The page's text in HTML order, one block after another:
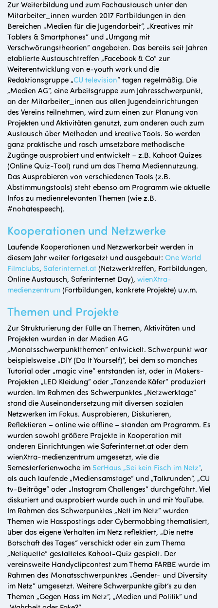
Zur Weiterbildung und zum Fachaustausch unter den
Mitarbeiter_innen wurden 2017 Fortbildungen in den
Bereichen „Medien für die Jugendarbeit“, „Kreatives mit
Tablets & Smartphones“ und „Umgang mit
Verschwörungstheorien“ angeboten. Das bereits seit Jahren
etablierte Austauschtreffen „Facebook & Co“ zur
Weiterentwicklung von e-youth work und die
Redaktionsgruppe „CU television“ tagen regelmäßig. Die
„Medien AG“, eine Arbeitsgruppe zum Jahresschwerpunkt,
an der Mitarbeiter_innen aus allen Jugendeinrichtungen
des Vereins teilnehmen, wird zum einen zur Planung von
Projekten und Aktivitäten genutzt, zum anderen auch zum
Austausch über Methoden und kreative Tools. So werden
ganz praktische und rasch umsetzbare methodische
Zugänge ausprobiert und entwickelt – z.B. Kahoot Quizes
(Online Quiz-Tool) rund um das Thema Mediennutzung.
Das Ausprobieren von verschiedenen Tools (z.B.
Abstimmungstools) steht ebenso am Programm wie aktuelle
Infos zu medienrelevanten Themen (wie z.B.
#nohatespeech).
Kooperationen und Netzwerke
Laufende Kooperationen und Netzwerkarbeit werden in
diesem Jahr weiter fortgesetzt und ausgebaut: One World
Filmclubs, Saferinternet.at(Netzwerktreffen, Fortbildungen,
Online Austausch, Saferinternet Day), wienXtra-
medienzentrum(Fortbildungen, konkrete Projekte) u.v.m.
Themen und Projekte
Zur Strukturierung der Fülle an Themen, Aktivitäten und
Projekten wurden in der Medien AG
„Monatsschwerpunktthemen“ entwickelt. Schwerpunkt war
beispielsweise „DIY (Do It Yourself)“, bei dem so manches
Tutorial oder „magic vine“ entstanden ist, oder in Makers-
Projekten „LED Kleidung“ oder „Tanzende Käfer“ produziert
wurden. Im Rahmen des Schwerpunktes „Netzwerktage“
stand die Auseinandersetzung mit diversen sozialen
Netzwerken im Fokus. Ausprobieren, Diskutieren,
Reflektieren – online wie offline – standen am Programm. Es
wurden sowohl größere Projekte in Kooperation mit
anderen Einrichtungen wie Saferinternet.at oder dem
wienXtra-medienzentrum umgesetzt, wie die
Semesterferienwoche im 5erHaus „Sei kein Fisch im Netz“,
als auch laufende „Mediensamstage“ und „Talkrunden“, „CU
tv-Beiträge“ oder „Instagram Challenges“ durchgeführt. Viel
diskutiert und ausprobiert wurde auch in und mit YouTube.
Im Rahmen des Schwerpunktes „Nett im Netz“ wurden
Themen wie Hasspostings oder Cybermobbing thematisiert,
über das eigene Verhalten im Netz reflektiert, „Die nette
Botschaft des Tages“ verschickt oder ein zum Thema
„Netiquette“ gestaltetes Kahoot-Quiz gespielt. Der
vereinsweite Handyclipcontest zum Thema FARBE wurde im
Rahmen des Monatsschwerpunktes „Gender- und Diversity
im Netz“ umgesetzt. Weitere Schwerpunkte gibt’s zu den
Themen „Gegen Hass im Netz“, „Medien und Politik“ und